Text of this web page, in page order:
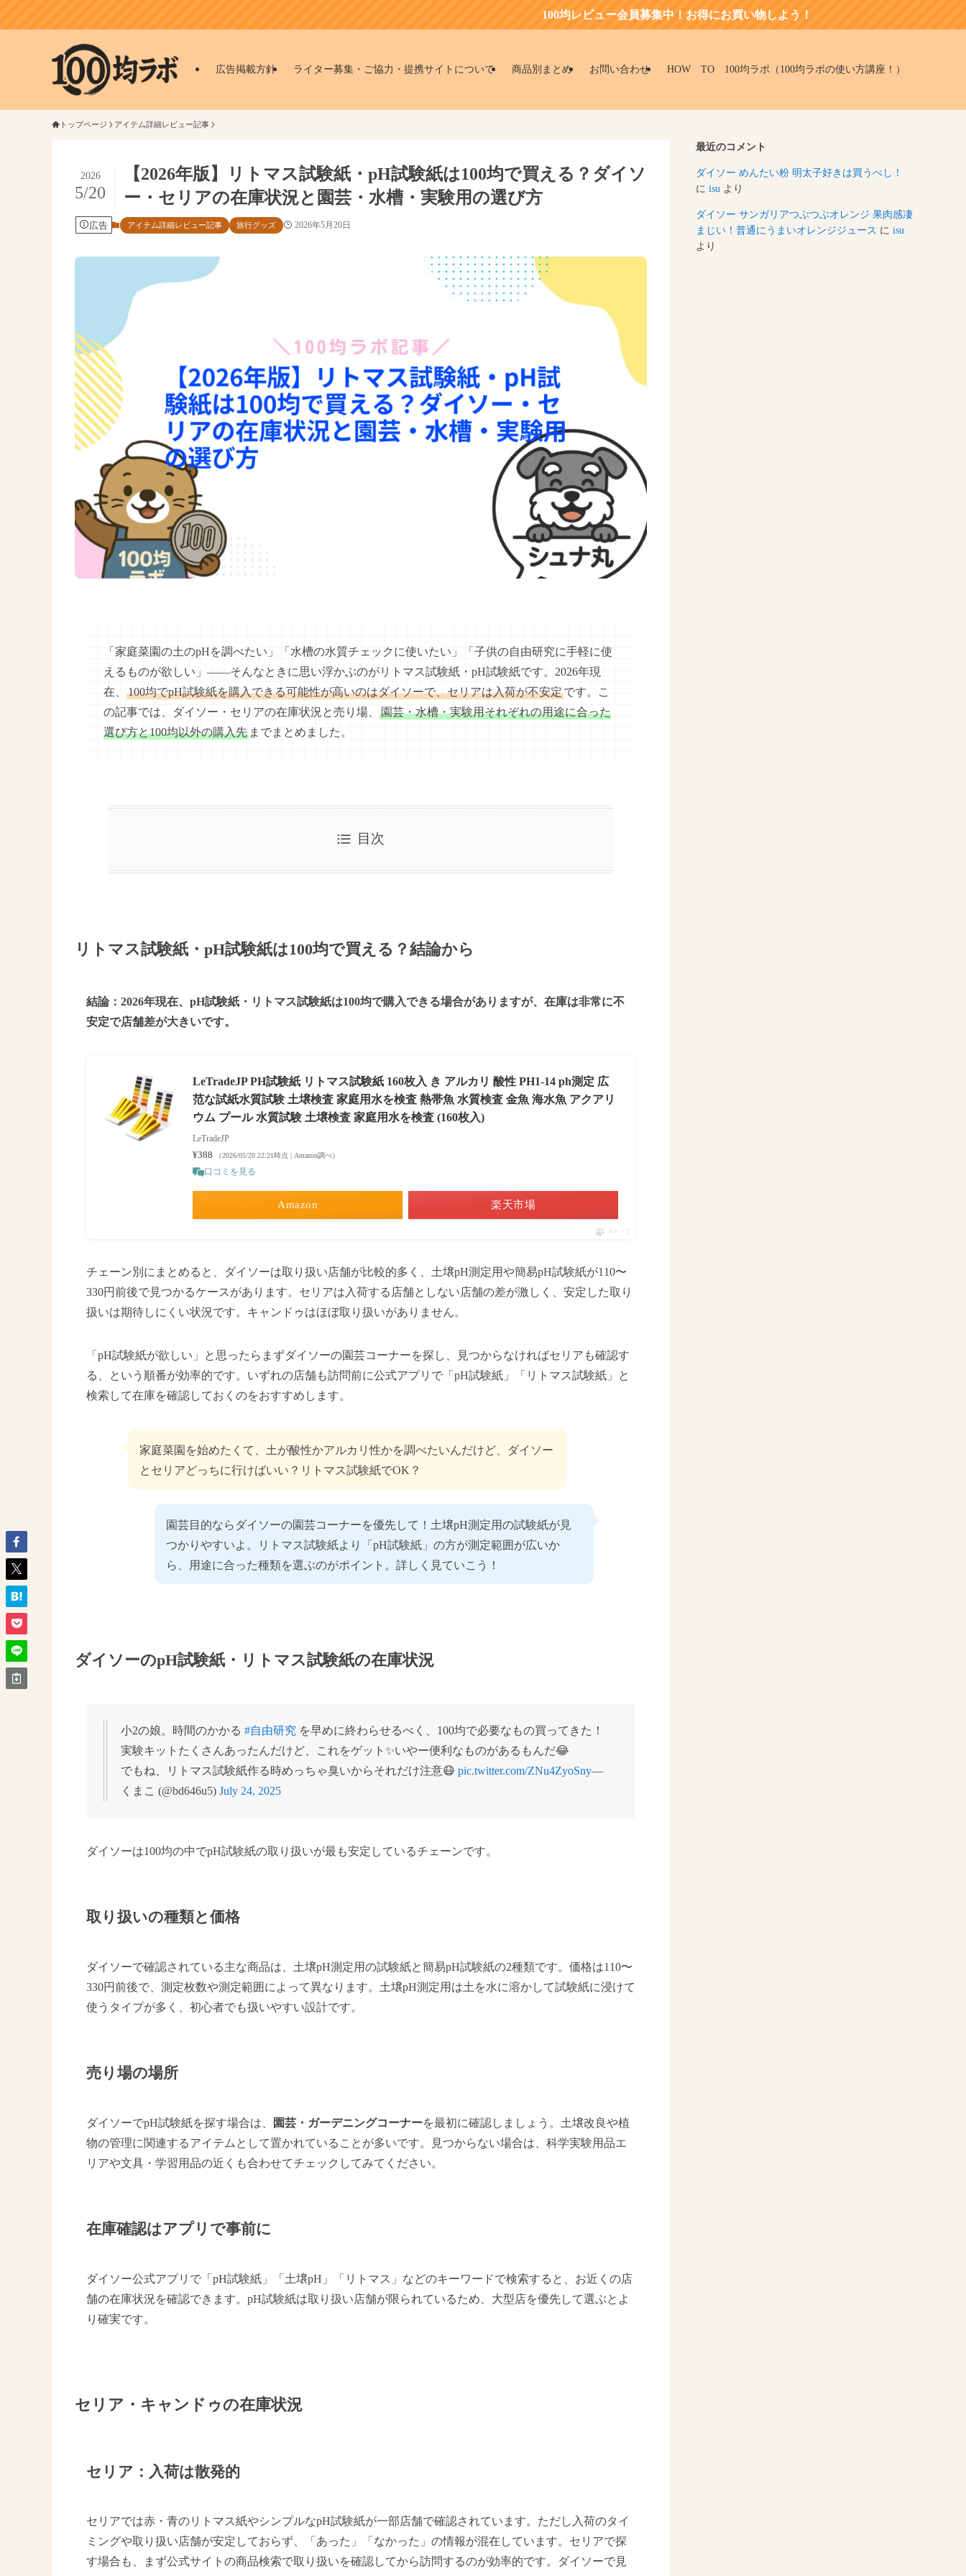
100均レビュー会員募集中！お得にお買い物しよう！
広告掲載方針 ライター募集・ご協力・提携サイトについて 商品別まとめ お問い合わせ HOW TO 100均ラボ（100均ラボの使い方講座！）
トップページ アイテム詳細レビュー記事
【2026年版】リトマス試験紙・pH試験紙は100均で買える？ダイソ
ー・セリアの在庫状況と園芸・水槽・実験用の選び方
2026
5/20
広告 アイテム詳細レビュー記事 旅行グッズ 2026年5月20日
「家庭菜園の土のpHを調べたい」「水槽の水質チェックに使いたい」「子供の自由研究に手軽に使
えるものが欲しい」——そんなときに思い浮かぶのがリトマス試験紙・pH試験紙です。2026年現
在、
100均でpH試験紙を購入できる可能性が高いのはダイソーで、セリアは入荷が不安定です。こ
の記事では、ダイソー・セリアの在庫状況と売り場、
園芸・水槽・実験用それぞれの用途に合った
選び方と100均以外の購入先 までまとめました。
目次
リトマス試験紙・pH試験紙は100均で買える？結論から
結論：2026年現在、pH試験紙・リトマス試験紙は100均で購入できる場合がありますが、在庫は非常に不
安定で店舗差が大きいです。
LeTradeJP PH試験紙 リトマス試験紙 160枚入 き アルカリ 酸性 PH1-14 ph測定 広
范な試紙水質試験 土壌検査 家庭用水を検査 熱帯魚 水質検査 金魚 海水魚 アクアリ
ウム プール 水質試験 土壌検査 家庭用水を検査 (160枚入)
LeTradeJP
¥388 （2026/05/20 22:21時点 | Amazon調べ）
口コミを見る
Amazon 楽天市場
ポチップ
チェーン別にまとめると、ダイソーは取り扱い店舗が比較的多く、土壌pH測定用や簡易pH試験紙が110〜
330円前後で見つかるケースがあります。セリアは入荷する店舗としない店舗の差が激しく、安定した取り
扱いは期待しにくい状況です。キャンドゥはほぼ取り扱いがありません。
「pH試験紙が欲しい」と思ったらまずダイソーの園芸コーナーを探し、見つからなければセリアも確認す
る、という順番が効率的です。いずれの店舗も訪問前に公式アプリで「pH試験紙」「リトマス試験紙」と
検索して在庫を確認しておくのをおすすめします。
家庭菜園を始めたくて、土が酸性かアルカリ性かを調べたいんだけど、ダイソー
とセリアどっちに行けばいい？リトマス試験紙でOK？
園芸目的ならダイソーの園芸コーナーを優先して！土壌pH測定用の試験紙が見
つかりやすいよ。リトマス試験紙より「pH試験紙」の方が測定範囲が広いか
ら、用途に合った種類を選ぶのがポイント。詳しく見ていこう！
ダイソーのpH試験紙・リトマス試験紙の在庫状況
小2の娘。時間のかかる #自由研究 を早めに終わらせるべく、100均で必要なもの買ってきた！
実験キットたくさんあったんだけど、これをゲット✨いやー便利なものがあるもんだ😂
でもね、リトマス試験紙作る時めっちゃ臭いからそれだけ注意😷 pic.twitter.com/ZNu4ZyoSny—
くまこ (@bd646u5) July 24, 2025
ダイソーは100均の中でpH試験紙の取り扱いが最も安定しているチェーンです。
取り扱いの種類と価格
ダイソーで確認されている主な商品は、土壌pH測定用の試験紙と簡易pH試験紙の2種類です。価格は110〜
330円前後で、測定枚数や測定範囲によって異なります。土壌pH測定用は土を水に溶かして試験紙に浸けて
使うタイプが多く、初心者でも扱いやすい設計です。
売り場の場所
ダイソーでpH試験紙を探す場合は、 園芸・ガーデニングコーナーを最初に確認しましょう。土壌改良や植
物の管理に関連するアイテムとして置かれていることが多いです。見つからない場合は、科学実験用品エ
リアや文具・学習用品の近くも合わせてチェックしてみてください。
在庫確認はアプリで事前に
ダイソー公式アプリで「pH試験紙」「土壌pH」「リトマス」などのキーワードで検索すると、お近くの店
舗の在庫状況を確認できます。pH試験紙は取り扱い店舗が限られているため、大型店を優先して選ぶとよ
り確実です。
セリア・キャンドゥの在庫状況
セリア：入荷は散発的
セリアでは赤・青のリトマス紙やシンプルなpH試験紙が一部店舗で確認されています。ただし入荷のタイ
ミングや取り扱い店舗が安定しておらず、「あった」「なかった」の情報が混在しています。セリアで探
す場合も、まず公式サイトの商品検索で取り扱いを確認してから訪問するのが効率的です。ダイソーで見
最近のコメント
ダイソー めんたい粉 明太子好きは買うべし！
に isu より
ダイソー サンガリアつぶつぶオレンジ 果肉感凄
まじい！普通にうまいオレンジジュース に isu
より